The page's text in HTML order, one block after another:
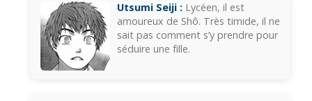
Utsumi Seiji : Lycéen, il est
amoureux de Shô. Très timide, il ne
sait pas comment s’y prendre pour
séduire une fille.